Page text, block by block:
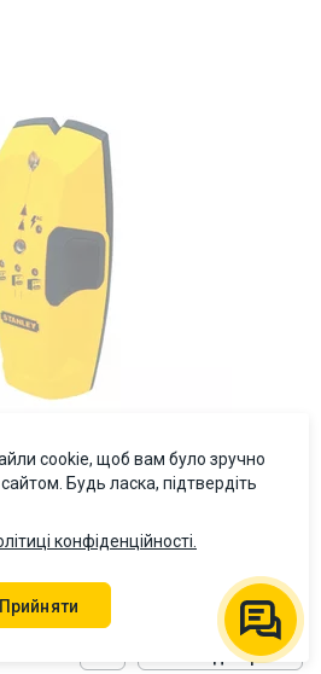
Stanley S150
Зв'язатися
з менеджером
cookie, щоб вам було зручно
Будь ласка, підтвердіть
конфіденційності.
Прийняти